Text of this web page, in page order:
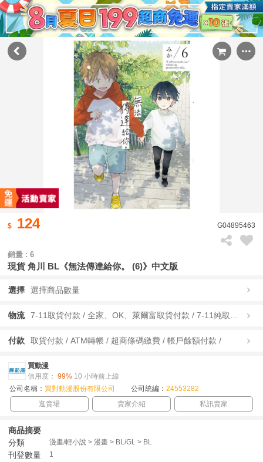
124 G04895463
銷量 : 6
現貨 角川 BL《無法傳達給你。 (6)》中文版
選擇 選擇商品數量
物流
付款 取貨付款 / ATM轉帳 / 超商條碼繳費 / 帳戶餘額付款 /
買動漫
信用度： 99% 10 小時前上線
公司名稱： 買對動漫股份有限公司 公司統編： 24553282
逛賣場
賣家介紹 私訊賣家
商品摘要
分類
漫畫/輕小說 > 漫畫 > BL/GL > BL
刊登數量 1